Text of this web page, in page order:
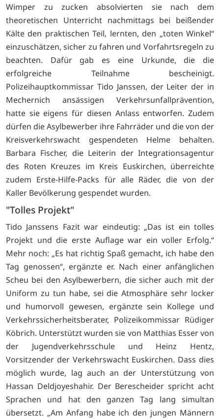
Wimper zu zucken absolvierten sie nach dem
theoretischen Unterricht nachmittags bei beißender
Kälte den praktischen Teil, lernten, den „toten Winkel“
einzuschätzen, sicher zu fahren und Vorfahrtsregeln zu
beachten. Dafür gab es eine Urkunde, die die
erfolgreiche Teilnahme bescheinigt.
Polizeihauptkommissar Tido Janssen, der Leiter der in
Mechernich ansässigen Verkehrsunfallprävention,
hatte sie eigens für diesen Anlass entworfen. Zudem
dürfen die Asylbewerber ihre Fahrräder und die von der
Kreisverkehrswacht gespendeten Helme behalten.
Barbara Fischer, die Leiterin der Integrationsagentur
des Roten Kreuzes im Kreis Euskirchen, überreichte
zudem Erste-Hilfe-Packs für alle Räder, die von der
Kaller Bevölkerung gespendet wurden.
"Tolles Projekt"
Tido Janssens Fazit war eindeutig: „Das ist ein tolles
Projekt und die erste Auflage war ein voller Erfolg.“
Mehr noch: „Es hat richtig Spaß gemacht, ich habe den
Tag genossen“, ergänzte er. Nach einer anfänglichen
Scheu bei den Asylbewerbern, die sicher auch mit der
Uniform zu tun habe, sei die Atmosphäre sehr locker
und humorvoll gewesen, ergänzte sein Kollege und
Verkehrssicherheitsberater, Polizeikommissar Rüdiger
Köbrich. Unterstützt wurden sie von Matthias Esser von
der Jugendverkehrsschule und Heinz Hentz,
Vorsitzender der Verkehrswacht Euskirchen. Dass dies
möglich wurde, lag auch an der Unterstützung von
Hassan Deldjoyeshahir. Der Berescheider spricht acht
Sprachen und hat den ganzen Tag lang simultan
übersetzt. „Am Anfang habe ich den jungen Männern